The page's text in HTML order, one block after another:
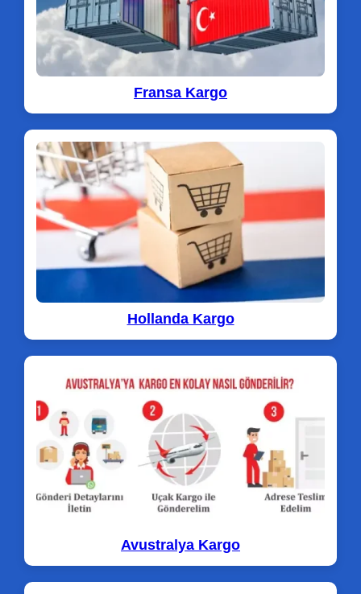
Fransa Kargo
Hollanda Kargo
Avustralya Kargo